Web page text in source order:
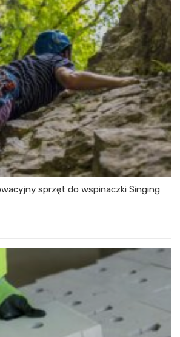
sprzęt do wspinaczki Singing